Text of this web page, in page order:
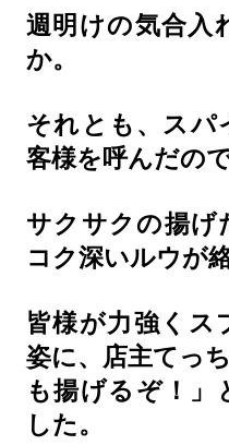
週明けの気合入
か。
それとも、スパ
客様を呼んだの
サクサクの揚げ
コク深いルウが
皆様が力強くス
姿に、店主てっ
も揚げるぞ！」
した。